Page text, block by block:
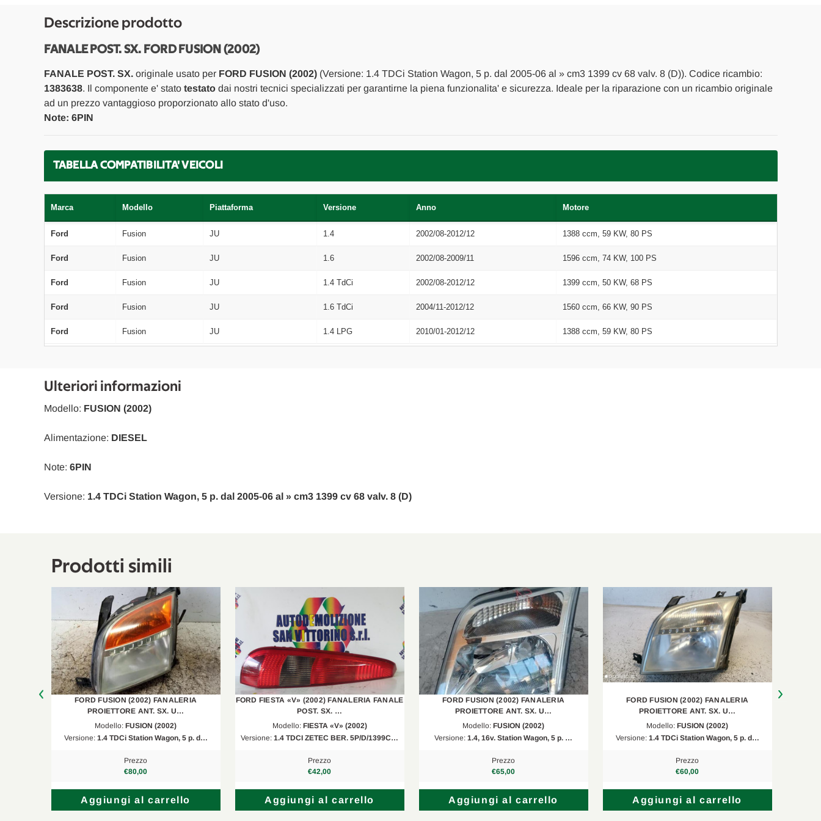
poi
[[262633]][[262633]]
Descrizione prodotto
FANALE POST. SX. FORD FUSION (2002)
FANALE POST. SX.originale usato per FORD FUSION (2002)(Versione: 1.4 TDCi Station Wagon, 5 p. dal 2005-06 al » cm3 1399 cv 68 valv. 8 (D)). Codice ricambio:
1383638. Il componente e' stato testatodai nostri tecnici specializzati per garantirne la piena funzionalita' e sicurezza. Ideale per la riparazione con un ricambio originale
ad un prezzo vantaggioso proporzionato allo stato d'uso.
Note: 6PIN
TABELLA COMPATIBILITA' VEICOLI
Marca Modello Piattaforma Versione Anno Motore
Ford Fusion JU 1.4 2002/08-2012/12 1388 ccm, 59 KW, 80 PS
Ford Fusion JU 1.6 2002/08-2009/11 1596 ccm, 74 KW, 100 PS
Ford Fusion JU 1.4 TdCi 2002/08-2012/12 1399 ccm, 50 KW, 68 PS
Ford Fusion JU 1.6 TdCi 2004/11-2012/12 1560 ccm, 66 KW, 90 PS
Ford Fusion JU 1.4 LPG 2010/01-2012/12 1388 ccm, 59 KW, 80 PS
Ulteriori informazioni
Modello: FUSION (2002)
Versione: 1.4 TDCi Station Wagon, 5 p. dal 2005-06 al » cm3 1399 cv 68 valv. 8 (D)
Alimentazione: DIESEL
Note: 6PIN
Prodotti simili
FORD FUSION (2002) FANALERIA
PROIETTORE ANT. SX. U…
Modello: FUSION (2002)
Versione: 1.4 TDCi Station Wagon, 5 p. d…
Prezzo
€80,00
Aggiungi al carrello
FORD FIESTA «V» (2002) FANALERIA FANALE
POST. SX. …
Modello: FIESTA «V» (2002)
Versione: 1.4 TDCI ZETEC BER. 5P/D/1399C…
Prezzo
€42,00
Aggiungi al carrello
FORD FUSION (2002) FANALERIA
PROIETTORE ANT. SX. U…
Modello: FUSION (2002)
Versione: 1.4, 16v. Station Wagon, 5 p. …
Prezzo
€65,00
Aggiungi al carrello
FORD FUSION (2002) FANALERIA
PROIETTORE ANT. SX. U…
Modello: FUSION (2002)
Versione: 1.4 TDCi Station Wagon, 5 p. d…
Prezzo
€60,00
Aggiungi al carrello